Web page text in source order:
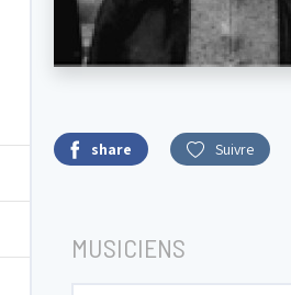
share Suivre
MUSICIENS